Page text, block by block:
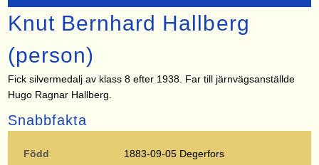
Knut Bernhard Hallberg
(person)
Fick silvermedalj av klass 8 efter 1938. Far till järnvägsanställde
Hugo Ragnar Hallberg.
Snabbfakta
Född 1883-09-05 Degerfors